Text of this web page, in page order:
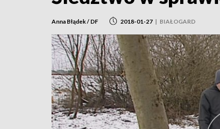
Anna Błądek / DF 2018-01-27 | BIAŁOGARD